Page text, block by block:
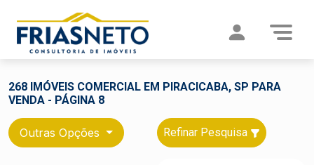
268 IMÓVEIS COMERCIAL EM PIRACICABA, SP PARA
VENDA - PÁGINA 8
Outras Opções Refinar Pesquisa